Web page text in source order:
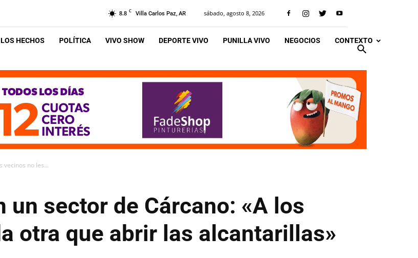
8.8 C Villa Carlos Paz, AR sábado, agosto 8, 2026
LOS HECHOS POLÍTICA VIVO SHOW DEPORTE VIVO PUNILLA VIVO NEGOCIOS CONTEXTO
vecinos no les...
un sector de Cárcano: «A los
otra que abrir las alcantarillas»